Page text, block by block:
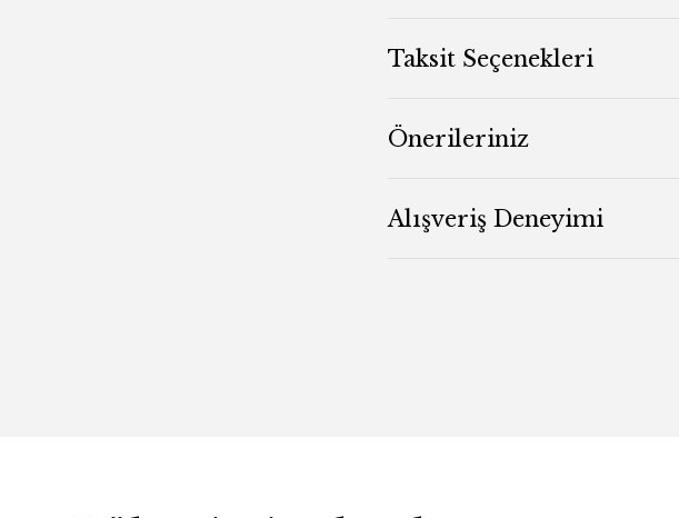
Taksit Seçenekleri
Önerileriniz
Alışveriş Deneyimi